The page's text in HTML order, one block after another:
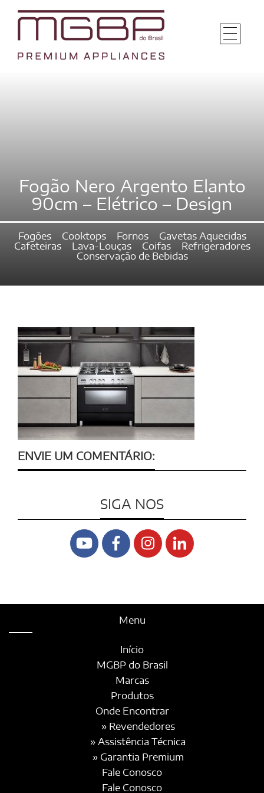
Fogão Nero Argento Elanto
90cm – Elétrico – Design
Fogões Cooktops Fornos
Gavetas Aquecidas
Cafeteiras
Lava-Louças Coifas
Refrigeradores
Conservação de Bebidas
ENVIE UM COMENTÁRIO:
SIGA NOS
Menu
Início
MGBP do Brasil
Marcas
Produtos
Onde Encontrar
» Revendedores
» Assistência Técnica
» Garantia Premium
Fale Conosco
Fale Conosco